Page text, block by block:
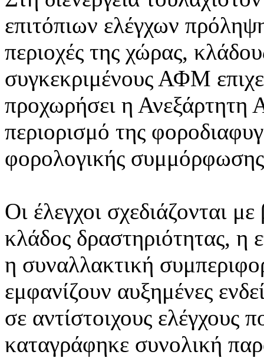
επιτόπιων ελέγχων
περιοχές της χώρας,
συγκεκριμένους ΑΦΜ
προχωρήσει η
περιορισμό της
φορολογικής
Οι έλεγχοι σχεδιάζονται
κλάδος δραστηριότητας, η
η συναλλακτική
εμφανίζουν αυξημένες
σε αντίστοιχους ελέγχους
καταγράφηκε συνολική